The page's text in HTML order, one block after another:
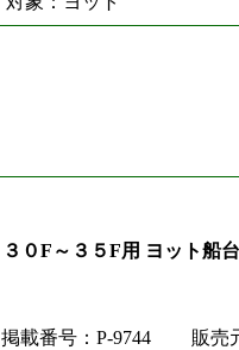
３０F～３５F用 ヨット船台
掲載番号：P-9744
販売